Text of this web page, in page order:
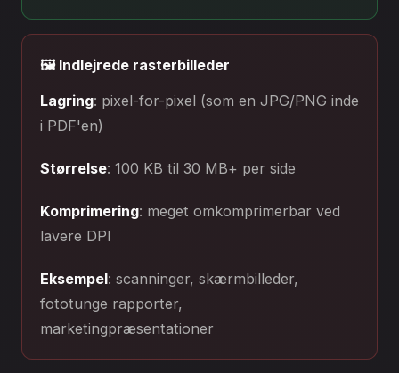
🖼️ Indlejrede rasterbilleder
Lagring: pixel-for-pixel (som en JPG/PNG inde
i PDF'en)
Størrelse: 100 KB til 30 MB+ per side
Komprimering: meget omkomprimerbar ved
lavere DPI
Eksempel: scanninger, skærmbilleder,
fototunge rapporter,
marketingpræsentationer